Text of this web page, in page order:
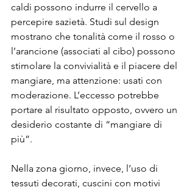
caldi possono indurre il cervello a
percepire sazietà. Studi sul design
mostrano che tonalità come il rosso o
l’arancione (associati al cibo) possono
stimolare la convivialità e il piacere del
mangiare, ma attenzione: usati con
moderazione. L’eccesso potrebbe
portare al risultato opposto, ovvero un
desiderio costante di “mangiare di
più”.
Nella zona giorno, invece, l’uso di
tessuti decorati, cuscini con motivi